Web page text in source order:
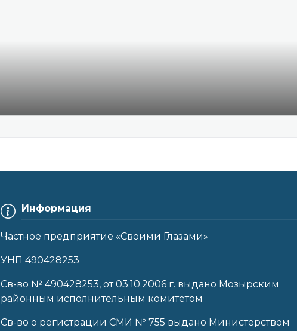
Информация
Частное предприятие «Своими Глазами»
УНП 490428253
Cв-во № 490428253, от 03.10.2006 г. выдано Мозырским
районным исполнительным комитетом
Св-во о регистрации СМИ № 755 выдано Министерством